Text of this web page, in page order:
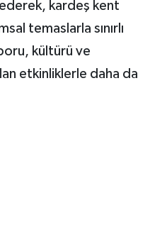
kardeş kent
temaslarla sınırlı
kültürü ve
etkinliklerle daha da